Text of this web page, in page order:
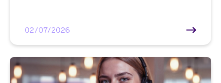
02/07/2026